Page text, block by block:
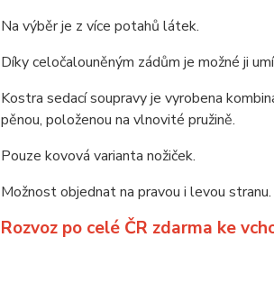
Na výběr je z více potahů látek.
Díky celočalouněným zádům je možné ji
Kostra sedací soupravy je vyrobena
pěnou, položenou na vlnovité pružině.
Pouze kovová varianta nožiček.
Možnost objednat na pravou i levou stranu.
Rozvoz po celé ČR zdarma ke